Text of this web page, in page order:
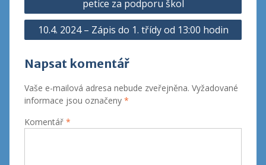
pro
příspěvek
petice za podporu škol
10.4. 2024 – Zápis do 1. třídy od 13:00 hodin
Napsat komentář
Vaše e-mailová adresa nebude zveřejněna. Vyžadované
informace jsou označeny *
Komentář *